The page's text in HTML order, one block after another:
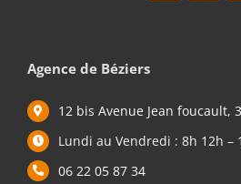
Agence de Béziers
12 bis Avenue Jean foucault,
Lundi au Vendredi : 8h 12h –
06 22 05 87 34